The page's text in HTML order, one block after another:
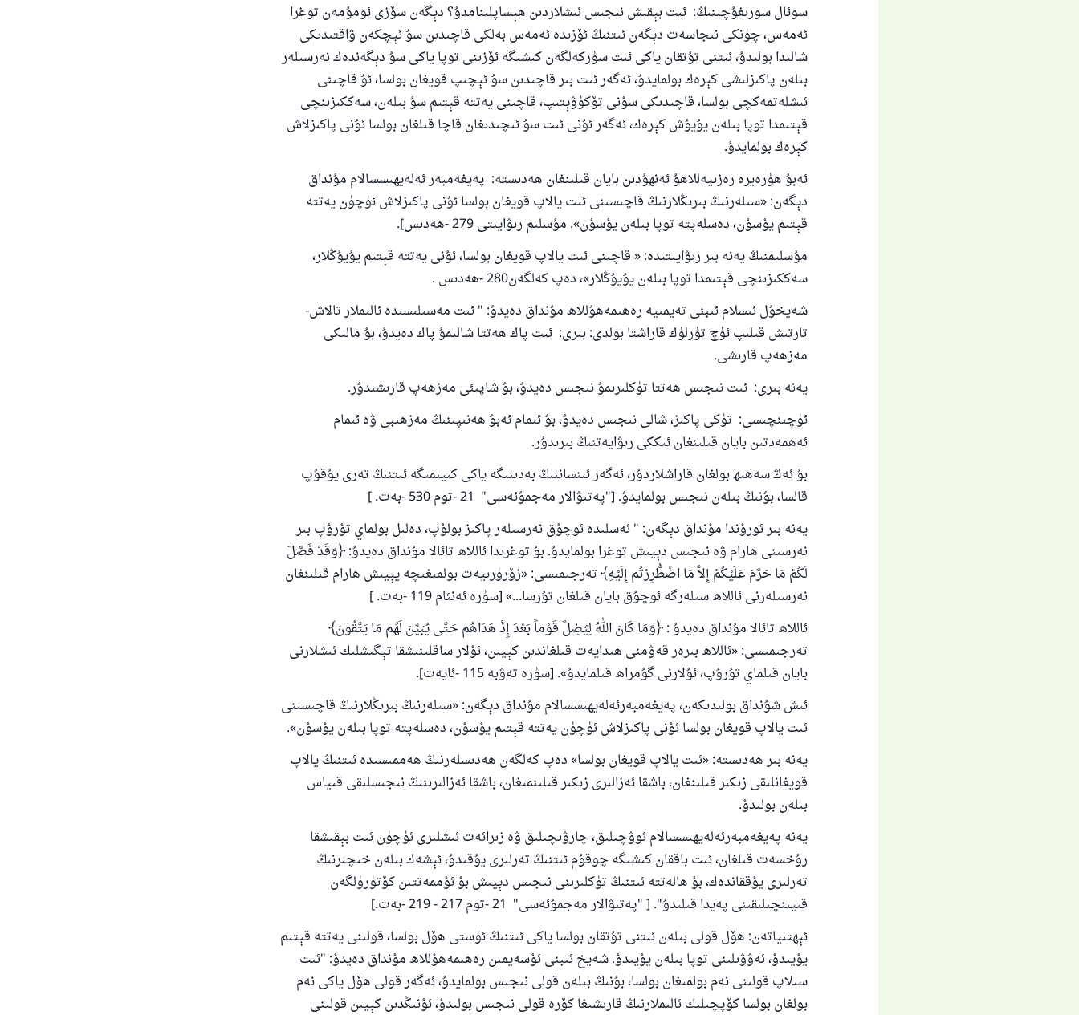
سوئال سورىغۇچىنىڭ: ئىت بېقىش نىجىس ئىشلاردىن ھېساپلىنامدۇ؟ دېگەن سۆزى ئومۇمەن توغرا
ئەمەس، چۈنكى نىجاسەت دېگەن ئىتنىڭ ئۆزىدە ئەمەس بەلكى قاچىدىن سۇ ئېچكەن ۋاقتىدىكى
شالىدا بولىدۇ، ئىتنى تۇتقان ياكى ئىت سۈركەلگەن كىشىگە ئۆزىنى توپا ياكى سۇ دېگەندەك نەرسىلەر
بىلەن پاكىزلىشى كېرەك بولمايدۇ، ئەگەر ئىت بىر قاچىدىن سۇ ئېچىپ قويغان بولسا، ئۇ قاچىنى
ئىشلەتمەكچى بولسا، قاچىدىكى سۇنى تۆكۈۋېتىپ، قاچىنى يەتتە قېتىم سۇ بىلەن، سەككىزىنچى
قېتىمدا توپا بىلەن يۇيۇش كېرەك، ئەگەر ئۇنى ئىت سۇ ئىچىدىغان قاچا قىلغان بولسا ئۇنى پاكىزلاش
كېرەك بولمايدۇ.
ئەبۇ ھۈرەيرە رەزىيەللاھۇ ئەنھۇدىن بايان قىلىنغان ھەدىستە: پەيغەمبەر ئەلەيھىسسالام مۇنداق
دېگەن: «سىلەرنىڭ بىرىڭلارنىڭ قاچىسىنى ئىت يالاپ قويغان بولسا ئۇنى پاكىزلاش ئۈچۈن يەتتە
قېتىم يۇسۇن، دەسلەپتە توپا بىلەن يۇسۇن». مۇسلىم رىۋايىتى 279 -ھەدىس].
مۇسلىمنىڭ يەنە بىر رىۋايىتىدە: « قاچىنى ئىت يالاپ قويغان بولسا، ئۇنى يەتتە قېتىم يۇيۇڭلار،
سەككىزىنچى قېتىمدا توپا بىلەن يۇيۇڭلار»، دەپ كەلگەن280 -ھەدىس .
شەيخۇل ئىسلام ئىبنى تەيمىيە رەھىمەھۇللاھ مۇنداق دەيدۇ: " ئىت مەسىلىسىدە ئالىملار تالاش-
تارتىش قىلىپ ئۈچ تۈرلۈك قاراشتا بولدى: بىرى: ئىت پاك ھەتتا شالىمۇ پاك دەيدۇ، بۇ مالىكى
مەزھەپ قارىشى.
يەنە بىرى: ئىت نىجىس ھەتتا تۈكلىرىمۇ نىجىس دەيدۇ، بۇ شاپىئى مەزھەپ قارىشىدۇر.
ئۈچىنچىسى: تۈكى پاكىز، شالى نىجىس دەيدۇ، بۇ ئىمام ئەبۇ ھەنىپىنىڭ مەزھىبى ۋە ئىمام
ئەھمەدتىن بايان قىلىنغان ئىككى رىۋايەتنىڭ بىرىدۇر.
بۇ ئەڭ سەھىھ بولغان قاراشلاردۇر، ئەگەر ئىنساننىڭ بەدىنىگە ياكى كىيىمىگە ئىتنىڭ تەرى يۇقۇپ
قالسا، بۇنىڭ بىلەن نىجىس بولمايدۇ. ["پەتىۋالار مەجمۇئەسى" 21 -توم 530 -بەت. ]
يەنە بىر ئورۇندا مۇنداق دېگەن: " ئەسلىدە ئوچۇق نەرسىلەر پاكىز بولۇپ، دەلىل بولماي تۇرۇپ بىر
نەرسىنى ھارام ۋە نىجىس دېيىش توغرا بولمايدۇ. بۇ توغرىدا ئاللاھ تائالا مۇنداق دەيدۇ: ‎﴿وَقَدْ فَصَّلَ
لَكُمْ مَا حَرَّمَ عَلَيْكُمْ إِلاَّ مَا اضْطُّرِرْتُم إِلَيْهِ‎﴾‏ تەرجىمىسى: «زۆرۈرىيەت بولمىغىچە يېيىش ھارام قىلىنغان
نەرسىلەرنى ئاللاھ سىلەرگە ئوچۇق بايان قىلغان تۇرسا...» [سۈرە ئەنئام 119 -بەت. ]
ئاللاھ تائالا مۇنداق دەيدۇ : ﴿وَمَا كَانَ اللهُ لِيُضِلَّ قَوْماً بَعْدَ إِذْ هَدَاهُم حَتَّى يُبَيِّنَ لَهُم مَا يَتَّقُونَ﴾
تەرجىمىسى: «ئاللاھ بىرەر قەۋمنى ھىدايەت قىلغاندىن كېيىن، ئۇلار ساقلىنىشقا تېگىشلىك ئىشلارنى
بايان قىلماي تۇرۇپ، ئۇلارنى گۇمراھ قىلمايدۇ». [سۈرە تەۋبە 115 -ئايەت].
ئىش شۇنداق بولىدىكەن، پەيغەمبەرئەلەيھىسسالام مۇنداق دېگەن: «سىلەرنىڭ بىرىڭلارنىڭ قاچىسىنى
ئىت يالاپ قويغان بولسا ئۇنى پاكىزلاش ئۈچۈن يەتتە قېتىم يۇسۇن، دەسلەپتە توپا بىلەن يۇسۇن».
يەنە بىر ھەدىستە: «ئىت يالاپ قويغان بولسا» دەپ كەلگەن ھەدىسلەرنىڭ ھەممىسىدە ئىتنىڭ يالاپ
قويغانلىقى زىكىر قىلىنغان، باشقا ئەزالىرى زىكىر قىلىنمىغان، باشقا ئەزالىرىنىڭ نىجىسلىقى قىياس
بىلەن بولىدۇ.
يەنە پەيغەمبەرئەلەيھىسسالام ئوۋچىلىق، چارۋىچىلىق ۋە زىرائەت ئىشلىرى ئۈچۈن ئىت بېقىشقا
رۇخسەت قىلغان، ئىت باققان كىشىگە چوقۇم ئىتنىڭ تەرلىرى يۇقىدۇ، ئېشەك بىلەن خىچىرنىڭ
تەرلىرى يۇققاندەك، بۇ ھالەتتە ئىتنىڭ تۈكلىرىنى نىجىس دېيىش بۇ ئۇممەتتىن كۆتۈرۈلگەن
قىيىنچىلىقىنى پەيدا قىلىدۇ". [ "پەتىۋالار مەجمۇئەسى" 21 -توم 217 - 219 -بەت.]
ئېھتىياتەن: ھۆل قولى بىلەن ئىتنى تۇتقان بولسا ياكى ئىتنىڭ ئۈستى ھۆل بولسا، قولىنى يەتتە قېتىم
يۇيىدۇ، ئەۋۋىلىنى توپا بىلەن يۇيىدۇ. شەيخ ئىبنى ئۇسەيمىن رەھىمەھۇللاھ مۇنداق دەيدۇ: "ئىت
سىلاپ قولىنى نەم بولمىغان بولسا، بۇنىڭ بىلەن قولى نىجىس بولمايدۇ، ئەگەر قولى ھۆل ياكى نەم
بولغان بولسا كۆپچىلىك ئالىملارنىڭ قارىشىغا كۆرە قولى نىجىس بولىدۇ، ئۇنىڭدىن كېيىن قولىنى
ئىئائە